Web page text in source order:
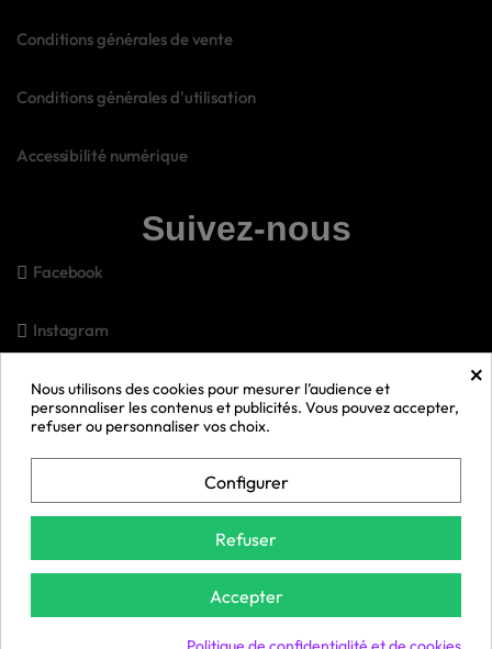
Conditions générales de vente
Conditions générales d'utilisation
Accessibilité numérique
Suivez-nous
Facebook
Instagram
Pinterest
Youtube
Exercer mon droit de rétractation
×
Nous utilisons des cookies pour mesurer l’audience et
personnaliser les contenus et publicités. Vous pouvez accepter,
refuser ou personnaliser vos choix.
Configurer
Refuser
Accepter